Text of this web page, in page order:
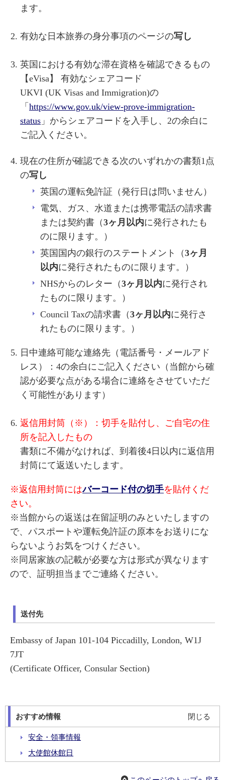
ます。
有効な日本旅券の身分事項のページの写し
英国における有効な滞在資格を確認できるもの
【eVisa】 有効なシェアコード
UKVI (UK Visas and Immigration)の
「 https://www.gov.uk/view-prove-immigration-
status 」からシェアコードを入手し、2の余白に
ご記入ください。
現在の住所が確認できる次のいずれかの書類1点
の写し
英国の運転免許証（発行日は問いません）
電気、ガス、水道または携帯電話の請求書
または契約書（3ヶ月以内に発行されたも
のに限ります。）
英国国内の銀行のステートメント（3ヶ月
以内に発行されたものに限ります。）
NHSからのレター（3ヶ月以内に発行され
たものに限ります。）
Council Taxの請求書（3ヶ月以内に発行さ
れたものに限ります。）
日中連絡可能な連絡先（電話番号・メールアド
レス）：4の余白にご記入ください（当館から確
認が必要な点がある場合に連絡をさせていただ
く可能性があります）
返信用封筒（※）：切手を貼付し、ご自宅の住
所を記入したもの
書類に不備がなければ、到着後4日以内に返信用
封筒にて返送いたします。
※返信用封筒にはバーコード付の切手を貼付くだ
さい。
※当館からの返送は在留証明のみといたしますの
で、パスポートや運転免許証の原本をお送りにな
らないようお気をつけください。
※同居家族の記載が必要な方は形式が異なります
ので、証明担当までご連絡ください。
送付先
Embassy of Japan 101-104 Piccadilly, London, W1J
7JT
(Certificate Officer, Consular Section)
おすすめ情報 閉じる
安全・領事情報
大使館休館日